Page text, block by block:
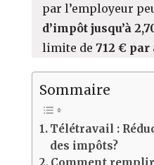
par l’employeur
d’impôt jusqu’à
limite de712 € par
Sommaire
Télétravail :
des impôts?
Comment